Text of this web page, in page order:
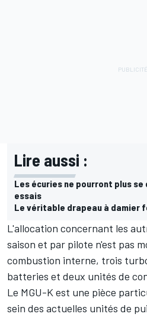
Lire aussi :
Les écuries ne pourront plus
essais
Le véritable drapeau à damier
L'allocation concernant les
saison et par pilote n'est pas
combustion interne, trois
batteries et deux unités de
Le MGU-K est une pièce
sein des actuelles unités de